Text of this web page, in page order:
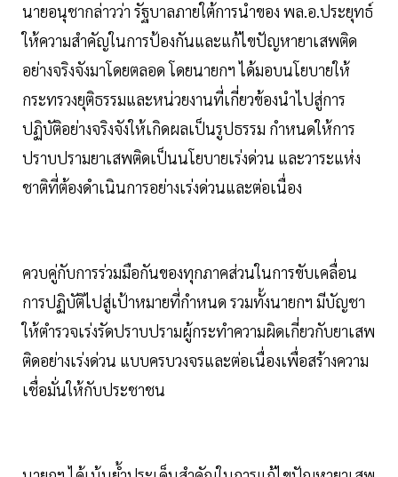
นายอนุชากล่าวว่า รัฐบาลภายใต้การนำของ พล.อ.ประยุทธ์
ให้ความสำคัญในการป้องกันและแก้ไขปัญหายาเสพติด
อย่างจริงจังมาโดยตลอด โดยนายกฯ ได้มอบนโยบายให้
กระทรวงยุติธรรมและหน่วยงานที่เกี่ยวข้องนำไปสู่การ
ปฏิบัติอย่างจริงจังให้เกิดผลเป็นรูปธรรม กำหนดให้การ
ปราบปรามยาเสพติดเป็นนโยบายเร่งด่วน และวาระแห่ง
ชาติที่ต้องดำเนินการอย่างเร่งด่วนและต่อเนื่อง
ควบคู่กับการร่วมมือกันของทุกภาคส่วนในการขับเคลื่อน
การปฏิบัติไปสู่เป้าหมายที่กำหนด รวมทั้งนายกฯ มีบัญชา
ให้ตำรวจเร่งรัดปราบปรามผู้กระทำความผิดเกี่ยวกับยาเสพ
ติดอย่างเร่งด่วน แบบครบวงจรและต่อเนื่องเพื่อสร้างความ
เชื่อมั่นให้กับประชาชน